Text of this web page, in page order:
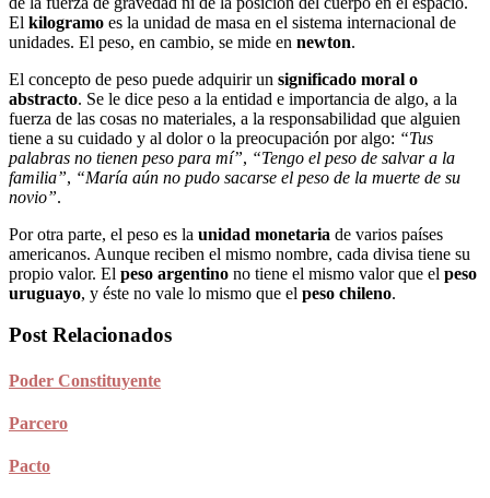
El kilogramo es la unidad de masa en el sistema internacional de
unidades. El peso, en cambio, se mide en newton.
El concepto de peso puede adquirir un significado moral o
abstracto. Se le dice peso a la entidad e importancia de algo, a la
fuerza de las cosas no materiales, a la responsabilidad que alguien
tiene a su cuidado y al dolor o la preocupación por algo: “Tus
palabras no tienen peso para mí”, “Tengo el peso de salvar a la
familia”, “María aún no pudo sacarse el peso de la muerte de su
novio”.
Por otra parte, el peso es la unidad monetaria de varios países
americanos. Aunque reciben el mismo nombre, cada divisa tiene su
propio valor. El peso argentino no tiene el mismo valor que el peso
uruguayo, y éste no vale lo mismo que el peso chileno.
Post Relacionados
Poder Constituyente
Parcero
Pacto